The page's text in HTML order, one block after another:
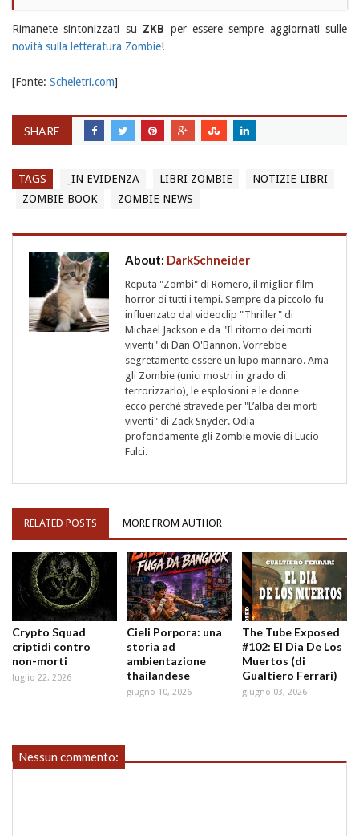
Rimanete sintonizzati su ZKB per essere sempre aggiornati sulle
novità sulla letteratura Zombie!
[Fonte: Scheletri.com]
SHARE
TAGS _IN EVIDENZA LIBRI ZOMBIE
NOTIZIE LIBRI
ZOMBIE BOOK
ZOMBIE NEWS
About: DarkSchneider
Reputa "Zombi" di Romero, il miglior film
horror di tutti i tempi. Sempre da piccolo fu
influenzato dal videoclip "Thriller" di
Michael Jackson e da "Il ritorno dei morti
viventi" di Dan O'Bannon. Vorrebbe
segretamente essere un lupo mannaro. Ama
gli Zombie (unici mostri in grado di
terrorizzarlo), le esplosioni e le donne…
ecco perché stravede per "L’alba dei morti
viventi" di Zack Snyder. Odia
profondamente gli Zombie movie di Lucio
Fulci.
RELATED POSTS MORE FROM AUTHOR
Crypto Squad
criptidi contro
non-morti
luglio 22, 2026
Cieli Porpora: una
storia ad
ambientazione
thailandese
giugno 10, 2026
The Tube Exposed
#102: El Dia De Los
Muertos (di
Gualtiero Ferrari)
giugno 03, 2026
Nessun commento: